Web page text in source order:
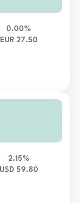
0.00%
EUR 27.50
2.15%
USD 59.80